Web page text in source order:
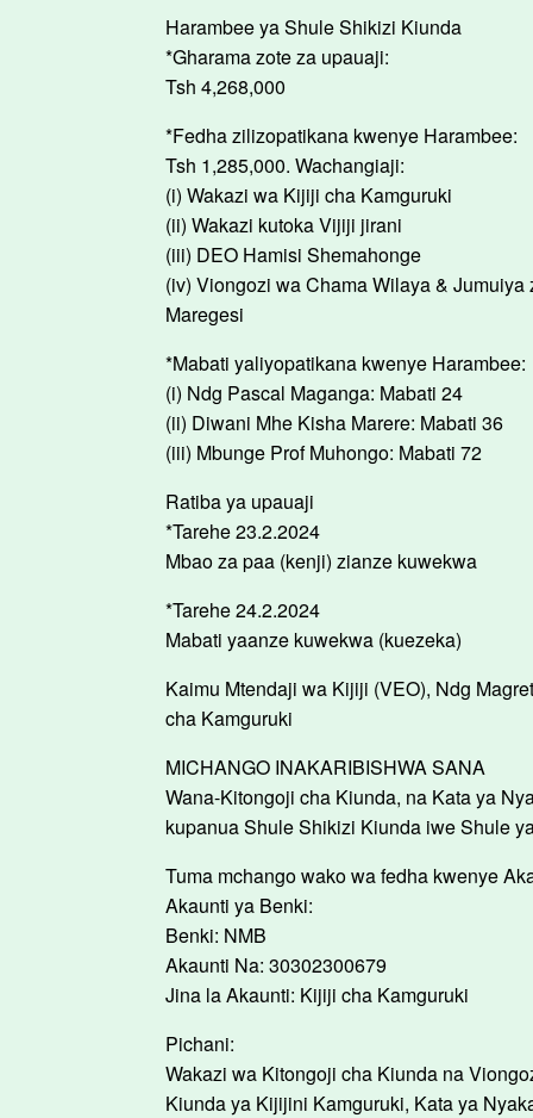
Harambee ya Shule Shikizi Kiunda
*Gharama zote za upauaji:
Tsh 4,268,000
*Fedha zilizopatikana kwenye Harambee:
Tsh 1,285,000. Wachangiaji:
(i) Wakazi wa Kijiji cha Kamguruki
(ii) Wakazi kutoka Vijiji jirani
(iii) DEO Hamisi Shemahonge
(iv) Viongozi wa Chama Wilaya &
Maregesi
*Mabati yaliyopatikana kwenye Harambee:
(i) Ndg Pascal Maganga: Mabati 24
(ii) Diwani Mhe Kisha Marere: Mabati 36
(iii) Mbunge Prof Muhongo: Mabati 72
Ratiba ya upauaji
*Tarehe 23.2.2024
Mbao za paa (kenji) zianze kuwekwa
*Tarehe 24.2.2024
Mabati yaanze kuwekwa (kuezeka)
Kaimu Mtendaji wa Kijiji (VEO), Ndg
cha Kamguruki
MICHANGO INAKARIBISHWA SANA
Wana-Kitongoji cha Kiunda, na Kata ya
kupanua Shule Shikizi Kiunda iwe Shule
Tuma mchango wako wa fedha kwenye
Akaunti ya Benki:
Benki: NMB
Akaunti Na: 30302300679
Jina la Akaunti: Kijiji cha Kamguruki
Pichani:
Wakazi wa Kitongoji cha Kiunda na
Kiunda ya Kijijini Kamguruki, Kata ya